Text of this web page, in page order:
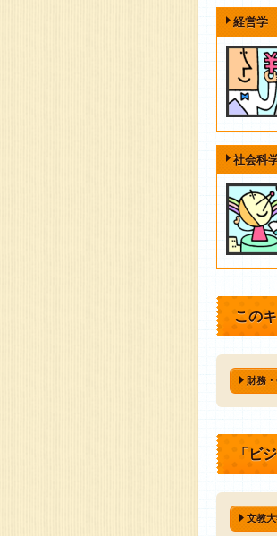
経営学
社会科
この
財務
「ビ
文教